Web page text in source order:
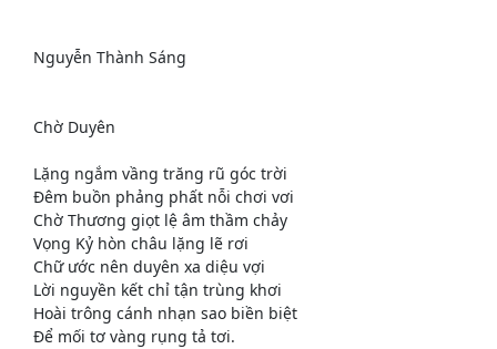
Nguyễn Thành Sáng
Chờ Duyên
Lặng ngắm vầng trăng rũ góc trời
Đêm buồn phảng phất nỗi chơi vơi
Chờ Thương giọt lệ âm thầm chảy
Vọng Kỷ hòn châu lặng lẽ rơi
Chữ ước nên duyên xa diệu vợi
Lời nguyền kết chỉ tận trùng khơi
Hoài trông cánh nhạn sao biền biệt
Để mối tơ vàng rụng tả tơi.